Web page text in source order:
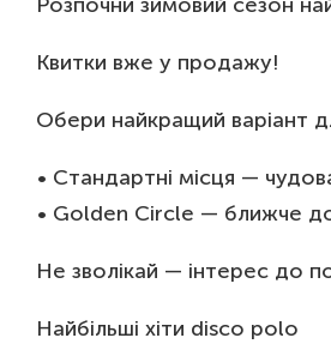
Квитки вже у продажу!
Обери найкращий варіант
• Стандартні місця —
• Golden Circle — ближче
Не зволікай — інтерес до
Найбільші хіти disco polo